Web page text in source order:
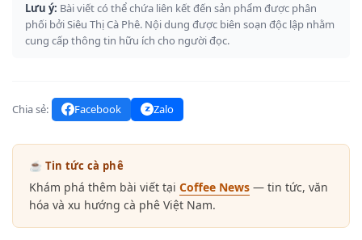
Lưu ý: Bài viết có thể chứa liên kết đến sản phẩm được phân
phối bởi Siêu Thị Cà Phê. Nội dung được biên soạn độc lập nhằm
cung cấp thông tin hữu ích cho người đọc.
Chia sẻ: Facebook Zalo
☕ Tin tức cà phê
Khám phá thêm bài viết tại Coffee News — tin tức, văn
hóa và xu hướng cà phê Việt Nam.